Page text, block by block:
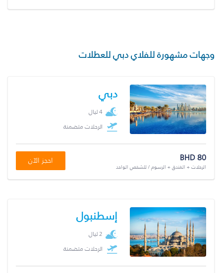
وجهات مشهورة للفلاي دبي للعطلات
دبي
4 ليال
الرحلات متضمنة
BHD 80
الرحلات + الفندق + الرسوم / للشخص الواحد
احجز الآن
إسطنبول
2 ليال
الرحلات متضمنة